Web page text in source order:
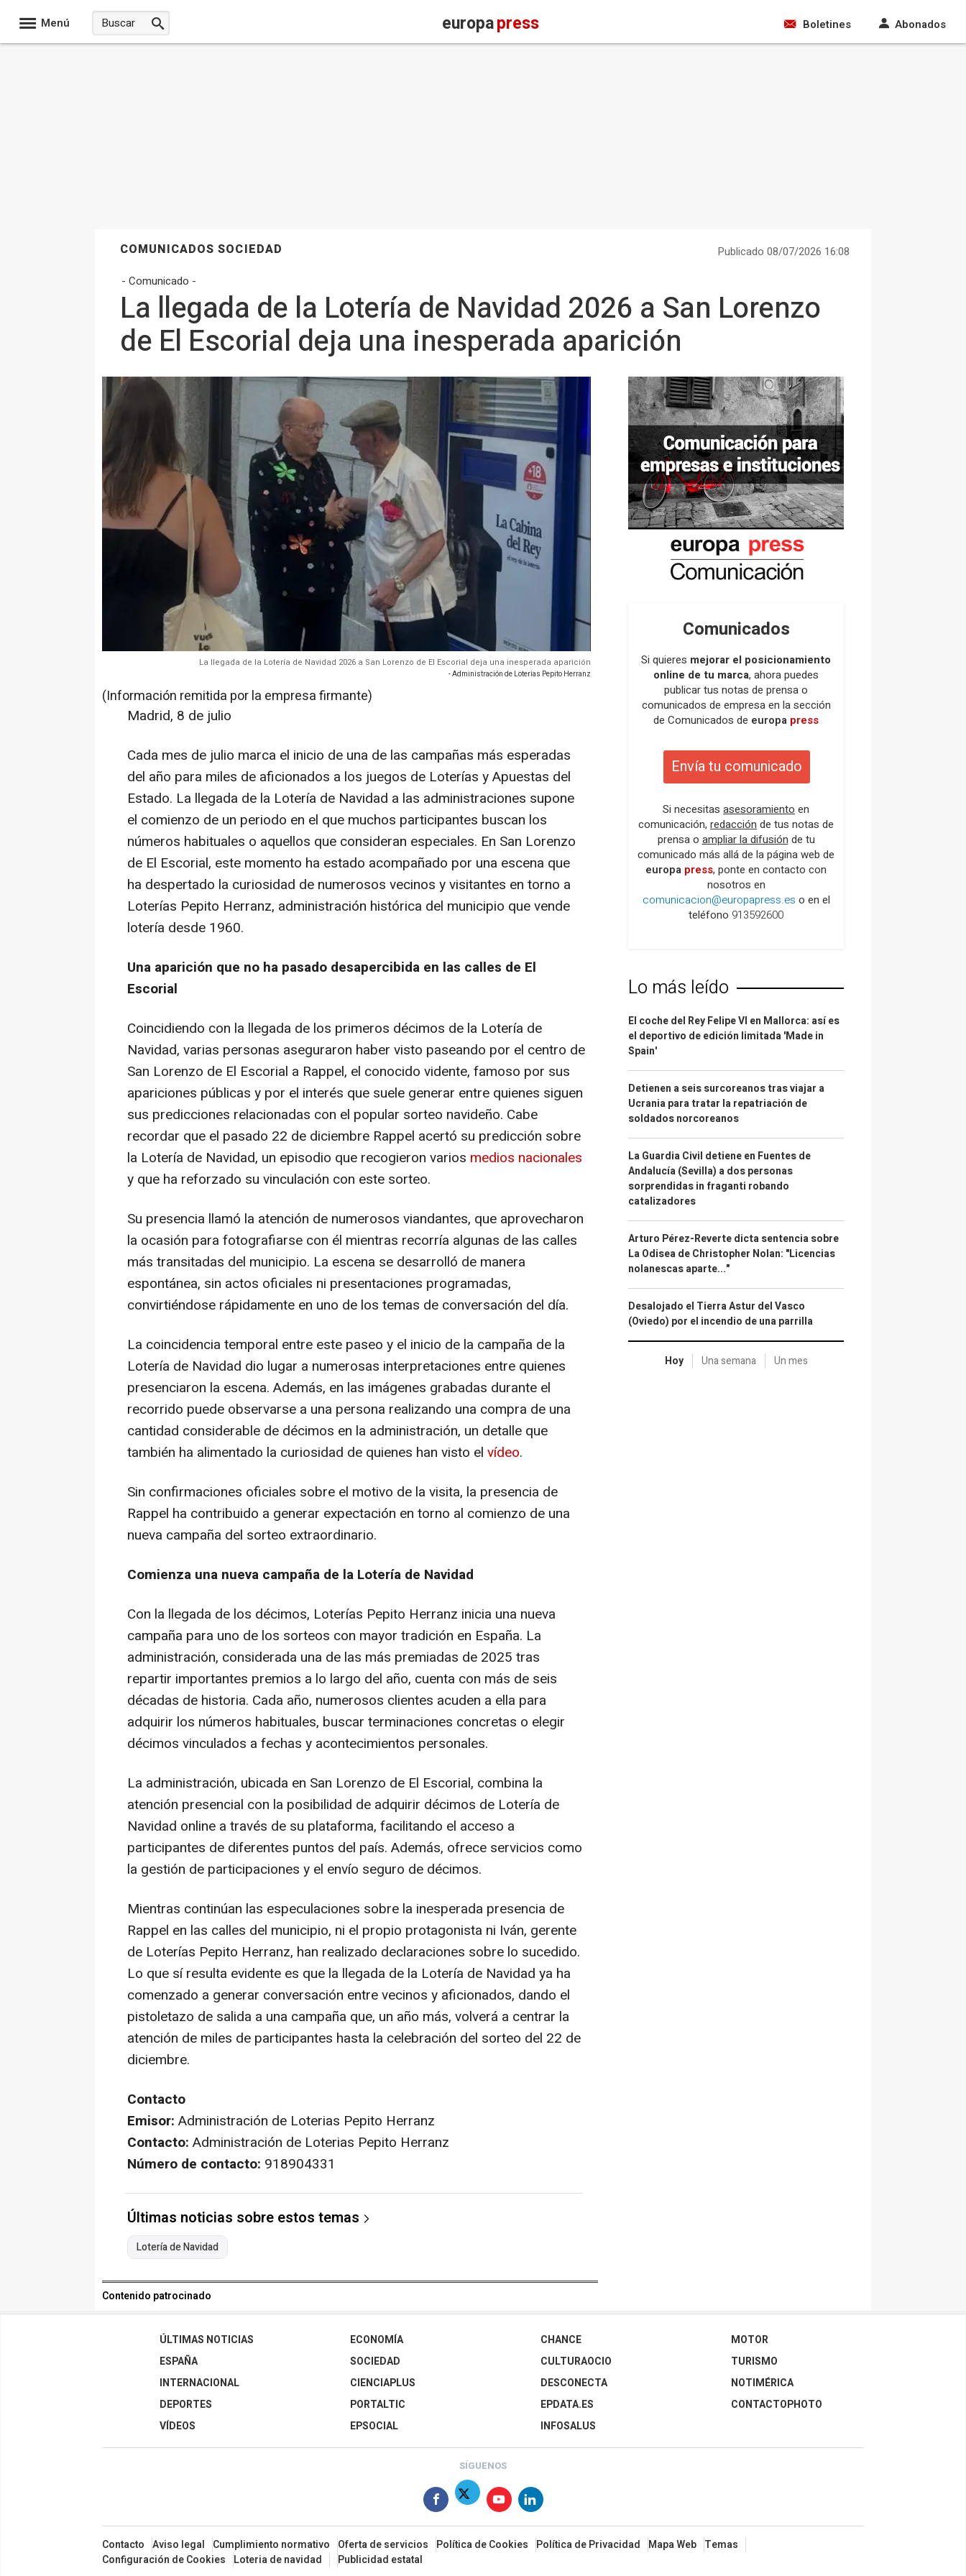
Menú europapress Boletines Abonados
COMUNICADOS SOCIEDAD
Publicado 08/07/2026 16:08
- Comunicado -
La llegada de la Lotería de Navidad 2026 a San Lorenzo
de El Escorial deja una inesperada aparición
La llegada de la Lotería de Navidad 2026 a San Lorenzo de El Escorial deja una inesperada aparición
- Administración de Loterias Pepito Herranz
(Información remitida por la empresa firmante)
Madrid, 8 de julio
Cada mes de julio marca el inicio de una de las campañas más esperadas
del año para miles de aficionados a los juegos de Loterías y Apuestas del
Estado. La llegada de la Lotería de Navidad a las administraciones supone
el comienzo de un periodo en el que muchos participantes buscan los
números habituales o aquellos que consideran especiales. En San Lorenzo
de El Escorial, este momento ha estado acompañado por una escena que
ha despertado la curiosidad de numerosos vecinos y visitantes en torno a
Loterías Pepito Herranz, administración histórica del municipio que vende
lotería desde 1960.
Una aparición que no ha pasado desapercibida en las calles de El
Escorial
Coincidiendo con la llegada de los primeros décimos de la Lotería de
Navidad, varias personas aseguraron haber visto paseando por el centro de
San Lorenzo de El Escorial a Rappel, el conocido vidente, famoso por sus
apariciones públicas y por el interés que suele generar entre quienes siguen
sus predicciones relacionadas con el popular sorteo navideño. Cabe
recordar que el pasado 22 de diciembre Rappel acertó su predicción sobre
la Lotería de Navidad, un episodio que recogieron varios medios nacionales
y que ha reforzado su vinculación con este sorteo.
Su presencia llamó la atención de numerosos viandantes, que aprovecharon
la ocasión para fotografiarse con él mientras recorría algunas de las calles
más transitadas del municipio. La escena se desarrolló de manera
espontánea, sin actos oficiales ni presentaciones programadas,
convirtiéndose rápidamente en uno de los temas de conversación del día.
La coincidencia temporal entre este paseo y el inicio de la campaña de la
Lotería de Navidad dio lugar a numerosas interpretaciones entre quienes
presenciaron la escena. Además, en las imágenes grabadas durante el
recorrido puede observarse a una persona realizando una compra de una
cantidad considerable de décimos en la administración, un detalle que
también ha alimentado la curiosidad de quienes han visto el vídeo.
Sin confirmaciones oficiales sobre el motivo de la visita, la presencia de
Rappel ha contribuido a generar expectación en torno al comienzo de una
nueva campaña del sorteo extraordinario.
Comienza una nueva campaña de la Lotería de Navidad
Con la llegada de los décimos, Loterías Pepito Herranz inicia una nueva
campaña para uno de los sorteos con mayor tradición en España. La
administración, considerada una de las más premiadas de 2025 tras
repartir importantes premios a lo largo del año, cuenta con más de seis
décadas de historia. Cada año, numerosos clientes acuden a ella para
adquirir los números habituales, buscar terminaciones concretas o elegir
décimos vinculados a fechas y acontecimientos personales.
La administración, ubicada en San Lorenzo de El Escorial, combina la
atención presencial con la posibilidad de adquirir décimos de Lotería de
Navidad online a través de su plataforma, facilitando el acceso a
participantes de diferentes puntos del país. Además, ofrece servicios como
la gestión de participaciones y el envío seguro de décimos.
Mientras continúan las especulaciones sobre la inesperada presencia de
Rappel en las calles del municipio, ni el propio protagonista ni Iván, gerente
de Loterías Pepito Herranz, han realizado declaraciones sobre lo sucedido.
Lo que sí resulta evidente es que la llegada de la Lotería de Navidad ya ha
comenzado a generar conversación entre vecinos y aficionados, dando el
pistoletazo de salida a una campaña que, un año más, volverá a centrar la
atención de miles de participantes hasta la celebración del sorteo del 22 de
diciembre.
Contacto
Emisor: Administración de Loterias Pepito Herranz
Contacto: Administración de Loterias Pepito Herranz
Número de contacto: 918904331
Últimas noticias sobre estos temas
Lotería de Navidad
Contenido patrocinado
Comunicados
Si quieres mejorar el posicionamiento
online de tu marca, ahora puedes
publicar tus notas de prensa o
comunicados de empresa en la sección
de Comunicados de europa press
Envía tu comunicado
Si necesitas asesoramiento en
comunicación, redacción de tus notas de
prensa o ampliar la difusión de tu
comunicado más allá de la página web de
europa press, ponte en contacto con
nosotros en
comunicacion@europapress.es o en el
teléfono 913592600
Lo más leído
El coche del Rey Felipe VI en Mallorca: así es
el deportivo de edición limitada 'Made in
Spain'
Detienen a seis surcoreanos tras viajar a
Ucrania para tratar la repatriación de
soldados norcoreanos
La Guardia Civil detiene en Fuentes de
Andalucía (Sevilla) a dos personas
sorprendidas in fraganti robando
catalizadores
Arturo Pérez-Reverte dicta sentencia sobre
La Odisea de Christopher Nolan: "Licencias
nolanescas aparte..."
Desalojado el Tierra Astur del Vasco
(Oviedo) por el incendio de una parrilla
Hoy Una semana Un mes
ÚLTIMAS NOTICIAS
ESPAÑA
INTERNACIONAL
DEPORTES
VÍDEOS
ECONOMÍA
SOCIEDAD
CIENCIAPLUS
PORTALTIC
EPSOCIAL
CHANCE
CULTURAOCIO
DESCONECTA
EPDATA.ES
INFOSALUS
MOTOR
TURISMO
NOTIMÉRICA
CONTACTOPHOTO
SÍGUENOS
Contacto Aviso legal Cumplimiento normativo Oferta de servicios Política de Cookies Política de Privacidad Mapa Web Temas
Configuración de Cookies
Loteria de navidad Publicidad estatal